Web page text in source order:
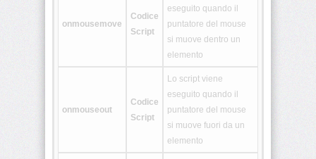
onmousemove
Codice
Script
eseguito quando il
puntatore del mouse
si muove dentro un
elemento
onmouseout
Codice
Script
Lo script viene
eseguito quando il
puntatore del mouse
si muove fuori da un
elemento